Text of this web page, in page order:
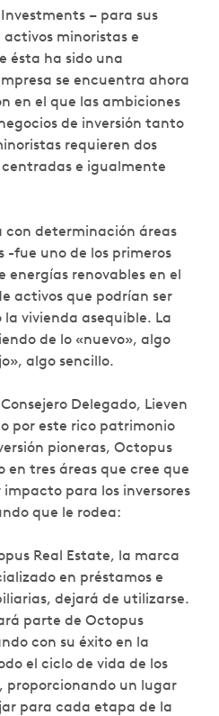
– para sus
minoristas e
ésta ha sido una
se encuentra ahora
en el que las ambiciones
de inversión tanto
requieren dos
e igualmente
determinación áreas
-fue uno de los primeros
energías renovables en el
activos que podrían ser
vivienda asequible. La
de lo «nuevo», algo
algo sencillo.
Delegado, Lieven
por este rico patrimonio
pioneras, Octopus
tres áreas que cree que
para los inversores
que le rodea:
Real Estate, la marca
en préstamos e
dejará de utilizarse.
parte de Octopus
con su éxito en la
el ciclo de vida de los
proporcionando un lugar
para cada etapa de la